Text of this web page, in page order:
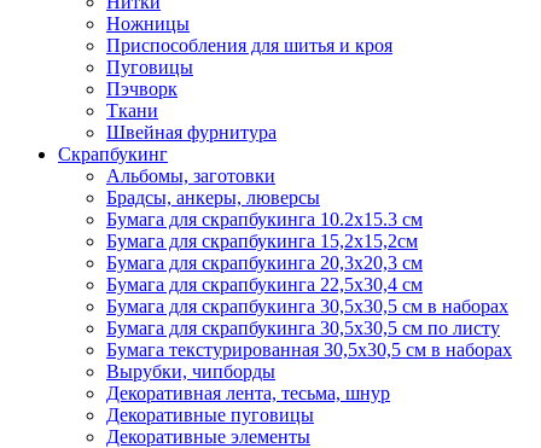
Ножницы
Приспособления для шитья и кроя
Пуговицы
Пэчворк
Ткани
Швейная фурнитура
Скрапбукинг
Альбомы, заготовки
Брадсы, анкеры, люверсы
Бумага для скрапбукинга 10.2х15.3 см
Бумага для скрапбукинга 15,2х15,2см
Бумага для скрапбукинга 20,3х20,3 см
Бумага для скрапбукинга 22,5х30,4 см
Бумага для скрапбукинга 30,5х30,5 см в наборах
Бумага для скрапбукинга 30,5х30,5 см по листу
Бумага текстурированная 30,5х30,5 см в наборах
Вырубки, чипборды
Декоративная лента, тесьма, шнур
Декоративные пуговицы
Декоративные элементы